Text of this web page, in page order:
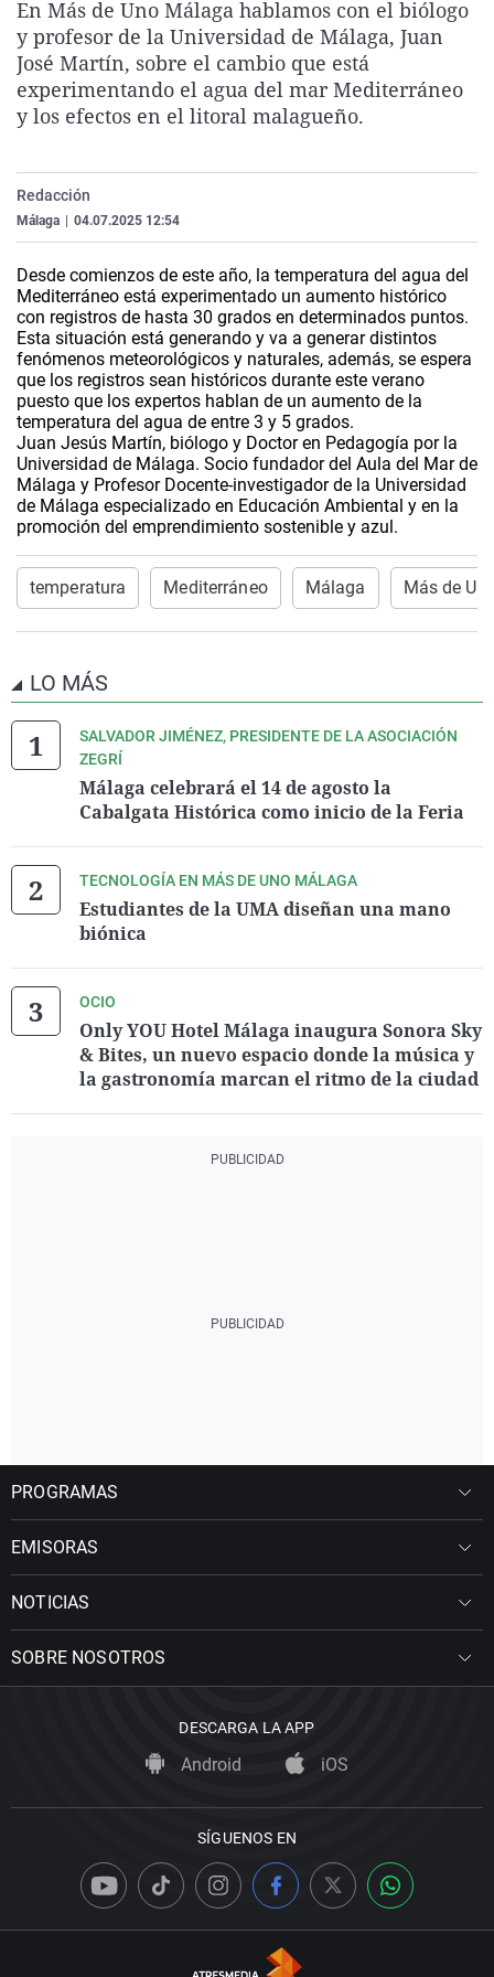
La rosa de los vientos
Gente viajera
Como el perro y el
Caso
Retornados
Equipo de
Extremadura
Galicia
La Rioja
País Vasco
Virales
Televisión
Elecciones
En Más de Uno Málaga hablamos con el biólogo
y profesor de la Universidad de Málaga, Juan
José Martín, sobre el cambio que está
experimentando el agua del mar Mediterráneo
y los efectos en el litoral malagueño.
Redacción
Málaga 04.07.2025 12:54
Desde comienzos de este año, la temperatura del agua del
Mediterráneo está experimentado un aumento histórico
con registros de hasta 30 grados en determinados puntos.
Esta situación está generando y va a generar distintos
fenómenos meteorológicos y naturales, además, se espera
que los registros sean históricos durante este verano
puesto que los expertos hablan de un aumento de la
temperatura del agua de entre 3 y 5 grados.
Juan Jesús Martín, biólogo y Doctor en Pedagogía por la
Universidad de Málaga. Socio fundador del Aula del Mar de
Málaga y Profesor Docente-investigador de la Universidad
de Málaga especializado en Educación Ambiental y en la
promoción del emprendimiento sostenible y azul.
temperatura Mediterráneo Málaga Más de
LO MÁS
SALVADOR JIMÉNEZ, PRESIDENTE DE LA ASOCIACIÓN
ZEGRÍ
Málaga celebrará el 14 de agosto la
Cabalgata Histórica como inicio de la Feria
TECNOLOGÍA EN MÁS DE UNO MÁLAGA
Estudiantes de la UMA diseñan una mano
biónica
OCIO
Only YOU Hotel Málaga inaugura Sonora Sky
& Bites, un nuevo espacio donde la música y
la gastronomía marcan el ritmo de la ciudad
PROGRAMAS
EMISORAS
NOTICIAS
SOBRE NOSOTROS
DESCARGA LA APP
Android iOS
SÍGUENOS EN